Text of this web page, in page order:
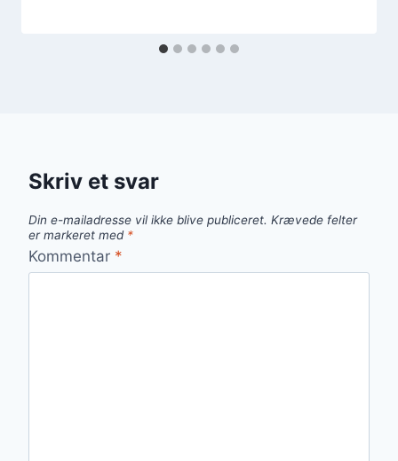
Skriv et svar
Din e-mailadresse vil ikke blive publiceret. Krævede felter
er markeret med *
Kommentar *